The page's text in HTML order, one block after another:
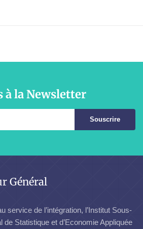
à la Newsletter
Souscrire
Général
service de l’intégration, l’Institut Sous-
de Statistique et d’Economie Appliquée